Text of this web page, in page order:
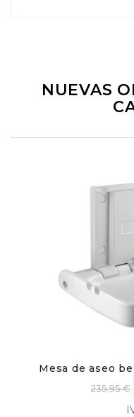
NUEVAS
Mesa de aseo
Precio
235,95 €